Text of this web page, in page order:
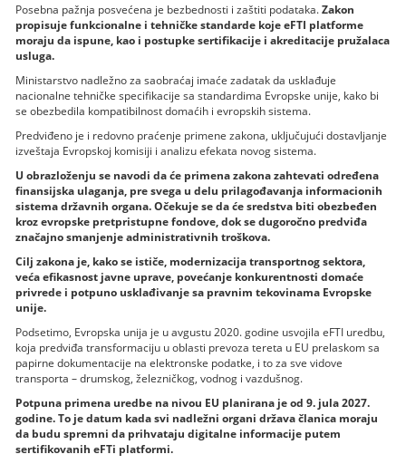
Posebna pažnja posvećena je bezbednosti i zaštiti podataka.Zakon
propisuje funkcionalne i tehničke standarde koje eFTI platforme
moraju da ispune, kao i postupke sertifikacije i akreditacije pružalaca
usluga.
Ministarstvo nadležno za saobraćaj imaće zadatak da usklađuje
nacionalne tehničke specifikacije sa standardima Evropske unije, kako bi
se obezbedila kompatibilnost domaćih i evropskih sistema.
Predviđeno je i redovno praćenje primene zakona, uključujući dostavljanje
izveštaja Evropskoj komisiji i analizu efekata novog sistema.
U obrazloženju se navodi da će primena zakona zahtevati određena
finansijska ulaganja, pre svega u delu prilagođavanja informacionih
sistema državnih organa. Očekuje se da će sredstva biti obezbeđen
kroz evropske pretpristupne fondove, dok se dugoročno predviđa
značajno smanjenje administrativnih troškova.
Cilj zakona je, kako se ističe, modernizacija transportnog sektora,
veća efikasnost javne uprave, povećanje konkurentnosti domaće
privrede i potpuno usklađivanje sa pravnim tekovinama Evropske
unije.
Podsetimo, Evropska unija je u avgustu 2020. godine usvojila eFTI uredbu,
koja predviđa transformaciju u oblasti prevoza tereta u EU prelaskom sa
papirne dokumentacije na elektronske podatke, i to za sve vidove
transporta – drumskog, železničkog, vodnog i vazdušnog.
Potpuna primena uredbe na nivou EU planirana je od 9. jula 2027.
godine. To je datum kada svi nadležni organi država članica moraju
da budu spremni da prihvataju digitalne informacije putem
sertifikovanih eFTi platformi.